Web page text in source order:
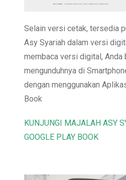
Selain versi cetak, tersedia
Asy Syariah dalam versi
membaca versi digital, Anda
mengunduhnya di
dengan menggunakan
Book
KUNJUNGI MAJALAH ASY
GOOGLE PLAY BOOK